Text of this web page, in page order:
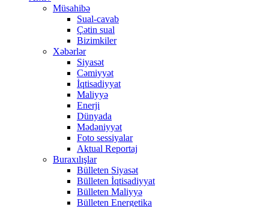
Müsahibə
Sual-cavab
Çətin sual
Bizimkiler
Xəbərlər
Siyasət
Cəmiyyət
İqtisadiyyat
Maliyyə
Enerji
Dünyada
Mədəniyyət
Foto sessiyalar
Aktual Reportaj
Buraxılışlar
Bülleten Siyasət
Bülleten İqtisadiyyat
Bülleten Maliyyə
Bülleten Energetika